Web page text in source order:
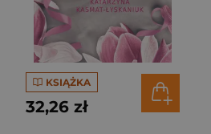
KSIĄŻKA
32,26 zł